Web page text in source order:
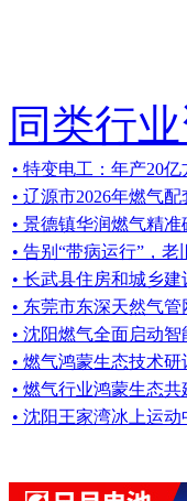
同类行
• 特变电工：年产20
• 辽源市2026年燃气
• 景德镇华润燃气精
• 告别“带病运行”，
• 长武县住房和城乡
• 东莞市东深天然气
• 沈阳燃气全面启动
• 燃气鸿蒙生态技术
• 燃气行业鸿蒙生态
• 沈阳王家湾冰上运